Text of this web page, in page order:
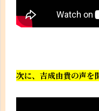
次に、吉成由貴の声を